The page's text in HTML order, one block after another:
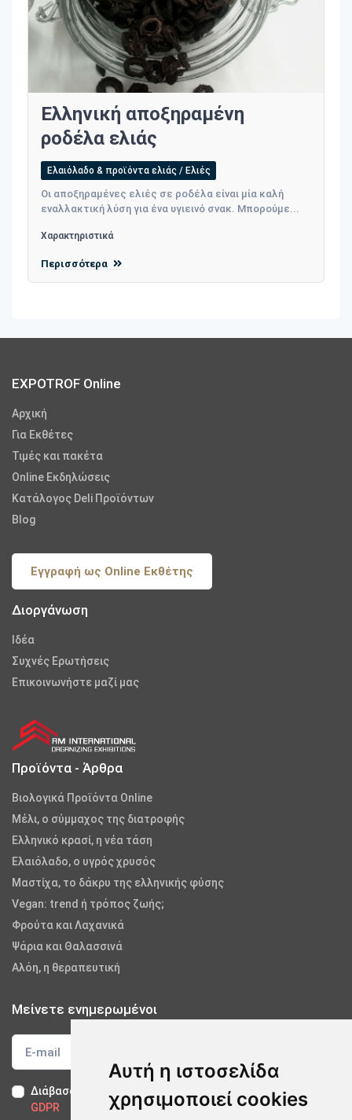
Αυτή η ιστοσελίδα
χρησιμοποιεί cookies
Ελληνική αποξηραμένη
ροδέλα ελιάς
Ελαιόλαδο & προϊόντα ελιάς / Ελιές
Οι αποξηραμένες ελιές σε ροδέλα είναι μία καλή
εναλλακτική λύση για ένα υγιεινό σνακ. Μπορούμε...
Χαρακτηριστικά
Περισσότερα
EXPOTROF Online
Αρχική
Για Εκθέτες
Τιμές και πακέτα
Online Εκδηλώσεις
Κατάλογος Deli Προϊόντων
Blog
Εγγραφή ως Online Εκθέτης
Διοργάνωση
Iδέα
Συχνές Ερωτήσεις
Επικοινωνήστε μαζί μας
Προϊόντα - Άρθρα
Βιολογικά Προϊόντα Online
Μέλι, ο σύμμαχος της διατροφής
Ελληνικό κρασί, η νέα τάση
Ελαιόλαδο, ο υγρός χρυσός
Μαστίχα, το δάκρυ της ελληνικής φύσης
Vegan: trend ή τρόπος ζωής;
Φρούτα και Λαχανικά
Ψάρια και Θαλασσινά
Αλόη, η θεραπευτική
Μείνετε ενημερωμένοι
Διάβασα και αποδέχομαι τους Όρους Χρήσης -
Δήλωση
GDPR